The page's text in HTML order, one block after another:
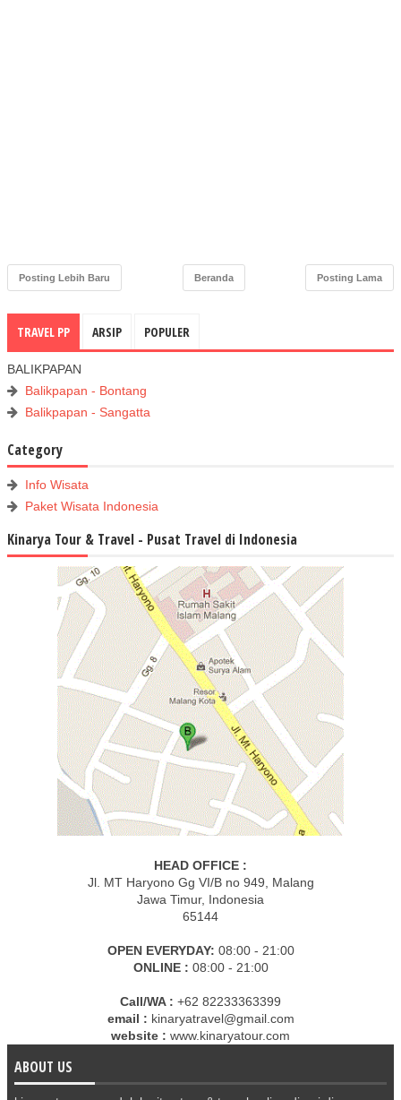
Posting Lebih Baru Posting Lama
Beranda
TRAVEL PP ARSIP POPULER
BALIKPAPAN
Balikpapan - Bontang
Balikpapan - Sangatta
Category
Info Wisata
Paket Wisata Indonesia
Kinarya Tour & Travel - Pusat Travel di Indonesia
HEAD OFFICE :
Jl. MT Haryono Gg VI/B no 949, Malang
Jawa Timur, Indonesia
65144
OPEN EVERYDAY: 08:00 - 21:00
ONLINE : 08:00 - 21:00
Call/WA : +62 82233363399
email : kinaryatravel@gmail.com
website : www.kinaryatour.com
ABOUT US